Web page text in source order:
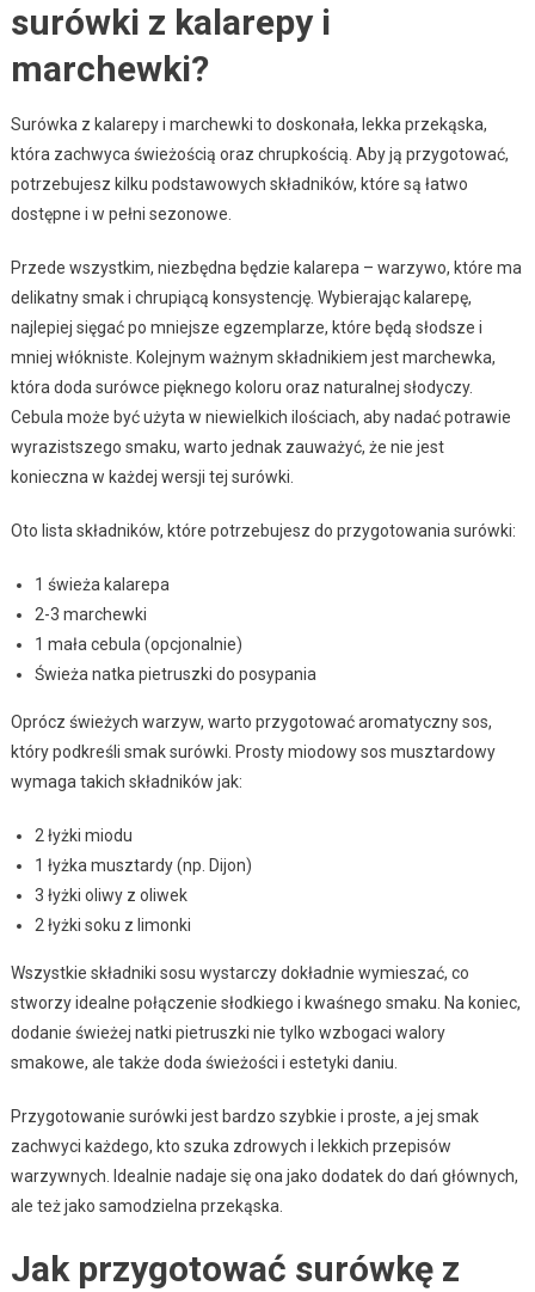
surówki z kalarepy i
marchewki?
Surówka z kalarepy i marchewki to doskonała, lekka przekąska,
która zachwyca świeżością oraz chrupkością. Aby ją przygotować,
potrzebujesz kilku podstawowych składników, które są łatwo
dostępne i w pełni sezonowe.
Przede wszystkim, niezbędna będzie kalarepa – warzywo, które ma
delikatny smak i chrupiącą konsystencję. Wybierając kalarepę,
najlepiej sięgać po mniejsze egzemplarze, które będą słodsze i
mniej włókniste. Kolejnym ważnym składnikiem jest marchewka,
która doda surówce pięknego koloru oraz naturalnej słodyczy.
Cebula może być użyta w niewielkich ilościach, aby nadać potrawie
wyrazistszego smaku, warto jednak zauważyć, że nie jest
konieczna w każdej wersji tej surówki.
Oto lista składników, które potrzebujesz do przygotowania surówki:
1 świeża kalarepa
2-3 marchewki
1 mała cebula (opcjonalnie)
Świeża natka pietruszki do posypania
Oprócz świeżych warzyw, warto przygotować aromatyczny sos,
który podkreśli smak surówki. Prosty miodowy sos musztardowy
wymaga takich składników jak:
2 łyżki miodu
1 łyżka musztardy (np. Dijon)
3 łyżki oliwy z oliwek
2 łyżki soku z limonki
Wszystkie składniki sosu wystarczy dokładnie wymieszać, co
stworzy idealne połączenie słodkiego i kwaśnego smaku. Na koniec,
dodanie świeżej natki pietruszki nie tylko wzbogaci walory
smakowe, ale także doda świeżości i estetyki daniu.
Przygotowanie surówki jest bardzo szybkie i proste, a jej smak
zachwyci każdego, kto szuka zdrowych i lekkich przepisów
warzywnych. Idealnie nadaje się ona jako dodatek do dań głównych,
ale też jako samodzielna przekąska.
Jak przygotować surówkę z